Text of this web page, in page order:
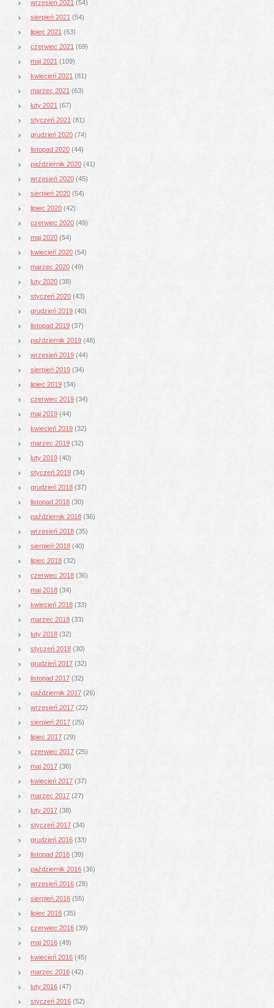
wrzesień 2021 (54)
sierpień 2021 (54)
lipiec 2021 (63)
czerwiec 2021 (69)
maj 2021 (109)
kwiecień 2021 (81)
marzec 2021 (63)
luty 2021 (67)
styczeń 2021 (81)
grudzień 2020 (74)
listopad 2020 (44)
październik 2020 (41)
wrzesień 2020 (45)
sierpień 2020 (54)
lipiec 2020 (42)
czerwiec 2020 (49)
maj 2020 (54)
kwiecień 2020 (54)
marzec 2020 (49)
luty 2020 (38)
styczeń 2020 (43)
grudzień 2019 (40)
listopad 2019 (37)
październik 2019 (48)
wrzesień 2019 (44)
sierpień 2019 (34)
lipiec 2019 (34)
czerwiec 2019 (34)
maj 2019 (44)
kwiecień 2019 (32)
marzec 2019 (32)
luty 2019 (40)
styczeń 2019 (34)
grudzień 2018 (37)
listopad 2018 (30)
październik 2018 (36)
wrzesień 2018 (35)
sierpień 2018 (40)
lipiec 2018 (32)
czerwiec 2018 (36)
maj 2018 (34)
kwiecień 2018 (33)
marzec 2018 (33)
luty 2018 (32)
styczeń 2018 (30)
grudzień 2017 (32)
listopad 2017 (32)
październik 2017 (26)
wrzesień 2017 (22)
sierpień 2017 (25)
lipiec 2017 (29)
czerwiec 2017 (25)
maj 2017 (36)
kwiecień 2017 (37)
marzec 2017 (27)
luty 2017 (38)
styczeń 2017 (34)
grudzień 2016 (33)
listopad 2016 (39)
październik 2016 (36)
wrzesień 2016 (28)
sierpień 2016 (55)
lipiec 2016 (35)
czerwiec 2016 (39)
maj 2016 (49)
kwiecień 2016 (45)
marzec 2016 (42)
luty 2016 (47)
styczeń 2016 (52)